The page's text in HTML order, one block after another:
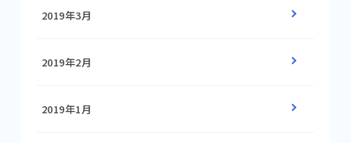
2019年3月
2019年2月
2019年1月